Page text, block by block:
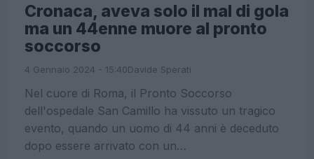
Cronaca, aveva solo il mal di gola
ma un 44enne muore al pronto
soccorso
4 Gennaio 2024 - 15:40Davide Sperati
Nel cuore di Roma, il Pronto Soccorso
dell'ospedale San Camillo ha vissuto un tragico
evento, quando un uomo di 44 anni è deceduto
dopo essere arrivato con un…